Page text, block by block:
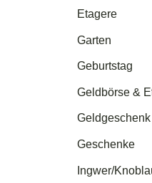
Etagere
Garten
Geburtstag
Geldbörse &
Geldgeschenk
Geschenke
Ingwer/